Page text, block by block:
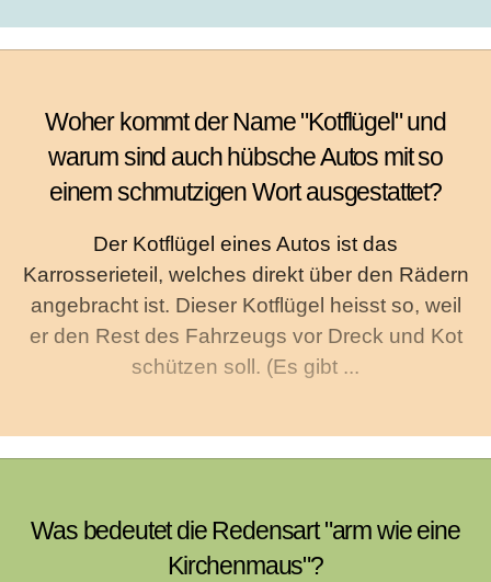
Woher kommt der Name "Kotflügel" und
warum sind auch hübsche Autos mit so
einem schmutzigen Wort ausgestattet?
Der Kotflügel eines Autos ist das
Karrosserieteil, welches direkt über den Rädern
angebracht ist. Dieser Kotflügel heisst so, weil
er den Rest des Fahrzeugs vor Dreck und Kot
schützen soll. (Es gibt ...
Was bedeutet die Redensart "arm wie eine
Kirchenmaus"?